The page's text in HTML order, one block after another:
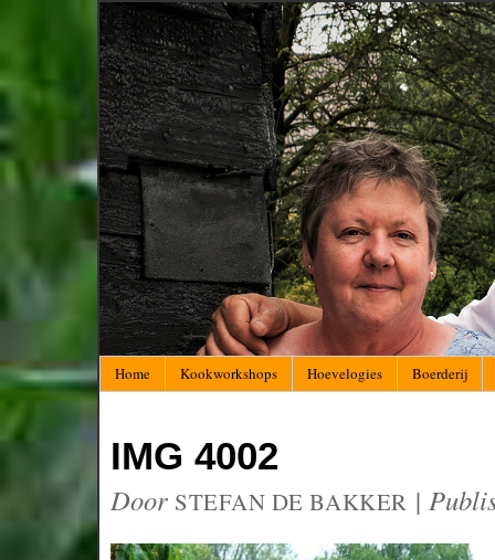
Home Kookworkshops Hoevelogies Boerderij
IMG 4002
Door STEFAN DE BAKKER |